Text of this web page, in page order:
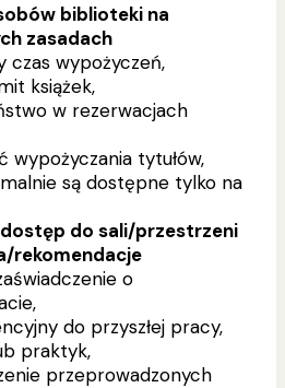
biblioteki na
zasadach
czas wypożyczeń,
książek,
w rezerwacjach
wypożyczania tytułów,
są dostępne tylko na
do sali/przestrzeni
rekomendacje
o
do przyszłej pracy,
praktyk,
przeprowadzonych